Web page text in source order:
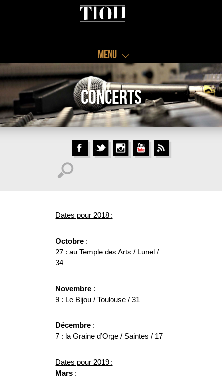
Menu
Concerts
Dates pour 2018 :
Octobre:
27 : au Temple des Arts / Lunel /
34
Novembre:
9 : Le Bijou / Toulouse / 31
Décembre:
7 : la Graine d’Orge / Saintes / 17
Dates pour 2019 :
Mars: